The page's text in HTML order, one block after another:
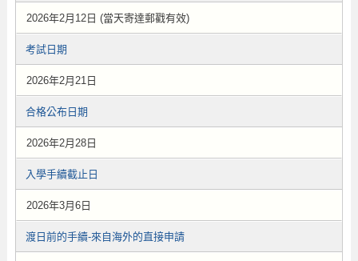
2026年2月12日 (當天寄達郵戳有效)
考試日期
2026年2月21日
合格公布日期
2026年2月28日
入學手續截止日
2026年3月6日
渡日前的手續-來自海外的直接申請